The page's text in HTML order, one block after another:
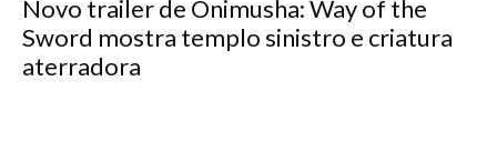
Novo trailer de Onimusha: Way of the
Sword mostra templo sinistro e criatura
aterradora